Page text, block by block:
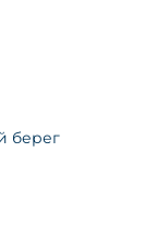
берег